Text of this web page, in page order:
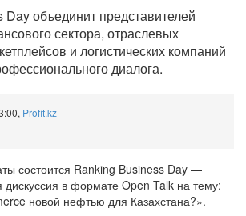
объединит представителей
сектора, отраслевых
и логистических компаний
диалога.
, Profit.kz
состоится Ranking Business Day —
в формате Open Talk на тему:
новой нефтью для Казахстана?».